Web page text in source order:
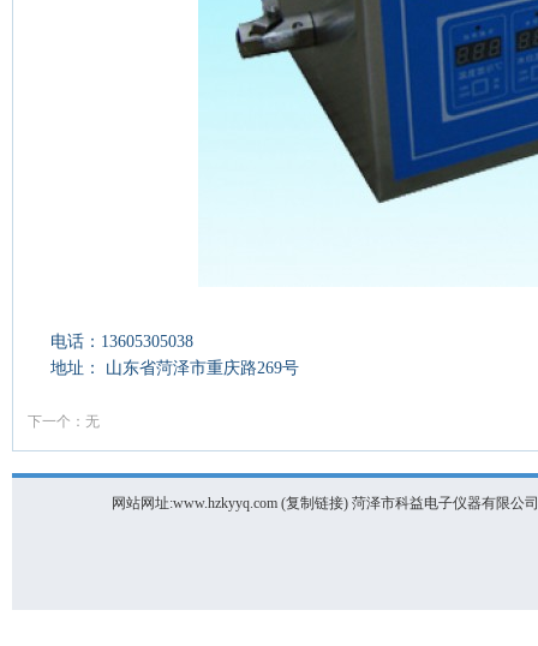
电话：13605305038
地址： 山东省菏泽市重庆路269号
下一个：无
网站网址:www.hzkyyq.com (复制链接) 菏泽市科益电子仪器有限公